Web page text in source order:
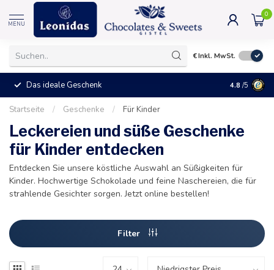
MENU
0
€Inkl. MwSt.
Das ideale Geschenk 4.8 /5
Startseite / Geschenke / Für Kinder
Leckereien und süße Geschenke
für Kinder entdecken
Entdecken Sie unsere köstliche Auswahl an Süßigkeiten für
Kinder. Hochwertige Schokolade und feine Naschereien, die für
strahlende Gesichter sorgen. Jetzt online bestellen!
Filter